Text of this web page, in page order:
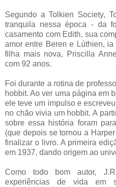
Segundo a Tolkien Society,
tranquila nessa época - da
casamento com Edith, sua
amor entre Beren e Lúthien,
filha mais nova, Priscilla
com 92 anos.
Foi durante a rotina de
hobbit. Ao ver uma página em
ele teve um impulso e
no chão vivia um hobbit. A
sobre essa história foram
(que depois se tornou a
finalizar o livro. A primeira
em 1937, dando origem ao
Como todo bom autor,
experiências de vida em